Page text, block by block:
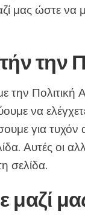
μας ώστε
την
την
να
για τυχόν
Αυτές οι
σελίδα.
μαζί